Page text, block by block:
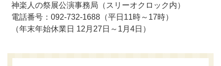
神楽人の祭展公演事務局（スリーオクロック内）
電話番号：092-732-1688（平日11時～17時）
（年末年始休業日 12月27日～1月4日）